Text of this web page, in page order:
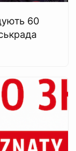
60